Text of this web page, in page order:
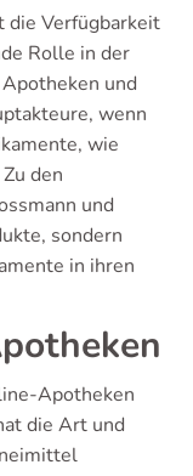
die Verfügbarkeit
Rolle in der
und
wenn
wie
den
und
sondern
in ihren
Apotheken
die Art und